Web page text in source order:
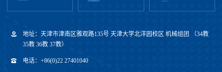
地址：天津市津南区雅观路135号 天津大学北洋园校区 机械组团 （34教
35教 36教 37教）
电话：+86(0)22 27401040